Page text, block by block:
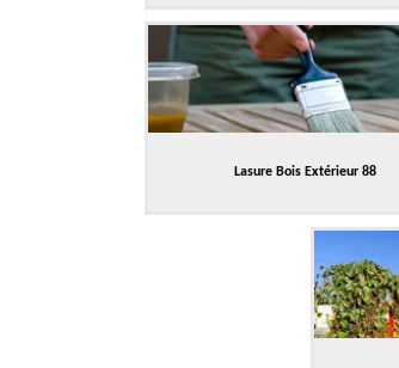
Lasure Bois Extérieur 88